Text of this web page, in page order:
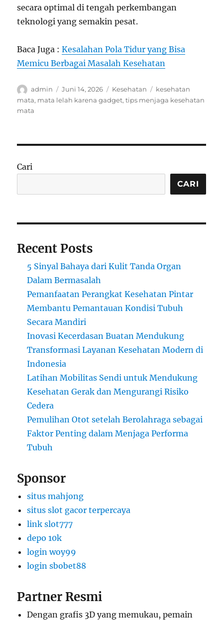
secara optimal di tengah perkembangan
teknologi yang semakin pesat.
Baca Juga :Kesalahan Pola Tidur yang Bisa
Memicu Berbagai Masalah Kesehatan
Author
admin
Posted
on
Juni 14, 2026 Categories
Kesehatan Tags
kesehatan
mata, mata lelah karena gadget,tips menjaga kesehatan
mata
Cari
CARI
Recent Posts
5 Sinyal Bahaya dari Kulit Tanda Organ
Dalam Bermasalah
Pemanfaatan Perangkat Kesehatan Pintar
Membantu Pemantauan Kondisi Tubuh
Secara Mandiri
Inovasi Kecerdasan Buatan Mendukung
Transformasi Layanan Kesehatan Modern di
Indonesia
Latihan Mobilitas Sendi untuk Mendukung
Kesehatan Gerak dan Mengurangi Risiko
Cedera
Pemulihan Otot setelah Berolahraga sebagai
Faktor Penting dalam Menjaga Performa
Tubuh
Sponsor
situs mahjong
situs slot gacor terpercaya
link slot777
depo 10k
login woy99
login sbobet88
Partner Resmi
Dengan grafis 3D yang memukau, pemain